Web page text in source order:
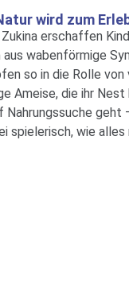
wird zum
erschaffen
aus wabenförmige
so in die Rolle von
Ameise, die ihr
Nahrungssuche geht
spielerisch, wie